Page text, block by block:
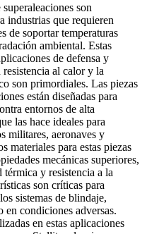
son
industrias que requieren
de soportar temperaturas
ambiental. Estas
de defensa y
al calor y la
son primordiales. Las piezas
están diseñadas para
entornos de alta
las hace ideales para
militares, aeronaves y
materiales para estas piezas
mecánicas superiores,
y resistencia a la
son críticas para
sistemas de blindaje,
condiciones adversas.
en estas aplicaciones